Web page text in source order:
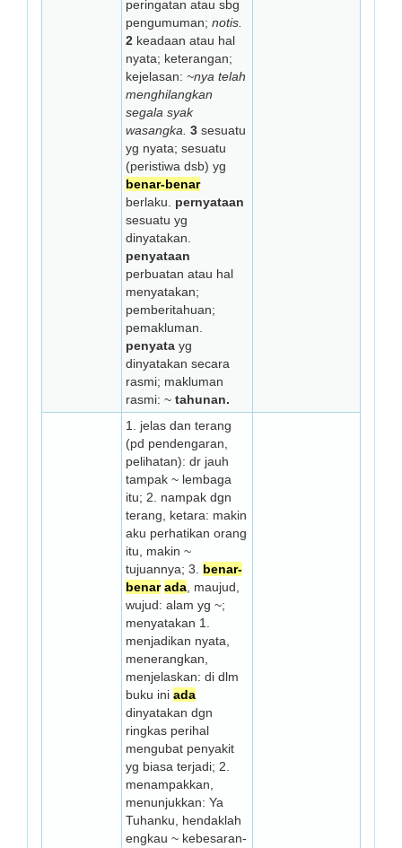
peringatan atau sbg
pengumuman; notis.
2 keadaan atau hal
nyata; keterangan;
kejelasan: ~nya telah
menghilangkan
segala syak
wasangka. 3 sesuatu
yg nyata; sesuatu
(peristiwa dsb) yg
benar-benar
berlaku. pernyataan
sesuatu yg
dinyatakan.
penyataan
perbuatan atau hal
menyatakan;
pemberitahuan;
pemakluman.
penyata yg
dinyatakan secara
rasmi; makluman
rasmi: ~ tahunan.
1. jelas dan terang
(pd pendengaran,
pelihatan): dr jauh
tampak ~ lembaga
itu; 2. nampak dgn
terang, ketara: makin
aku perhatikan orang
itu, makin ~
tujuannya; 3. benar-
benar ada , maujud,
wujud: alam yg ~;
menyatakan 1.
menjadikan nyata,
me­ne­rangkan,
menjelaskan: di dlm
buku ini ada
dinyatakan dgn
ringkas perihal
mengubat penyakit
yg biasa terjadi; 2.
menampakkan,
menunjukkan: Ya
Tuhanku, hendaklah
engkau ~ kebesaran-